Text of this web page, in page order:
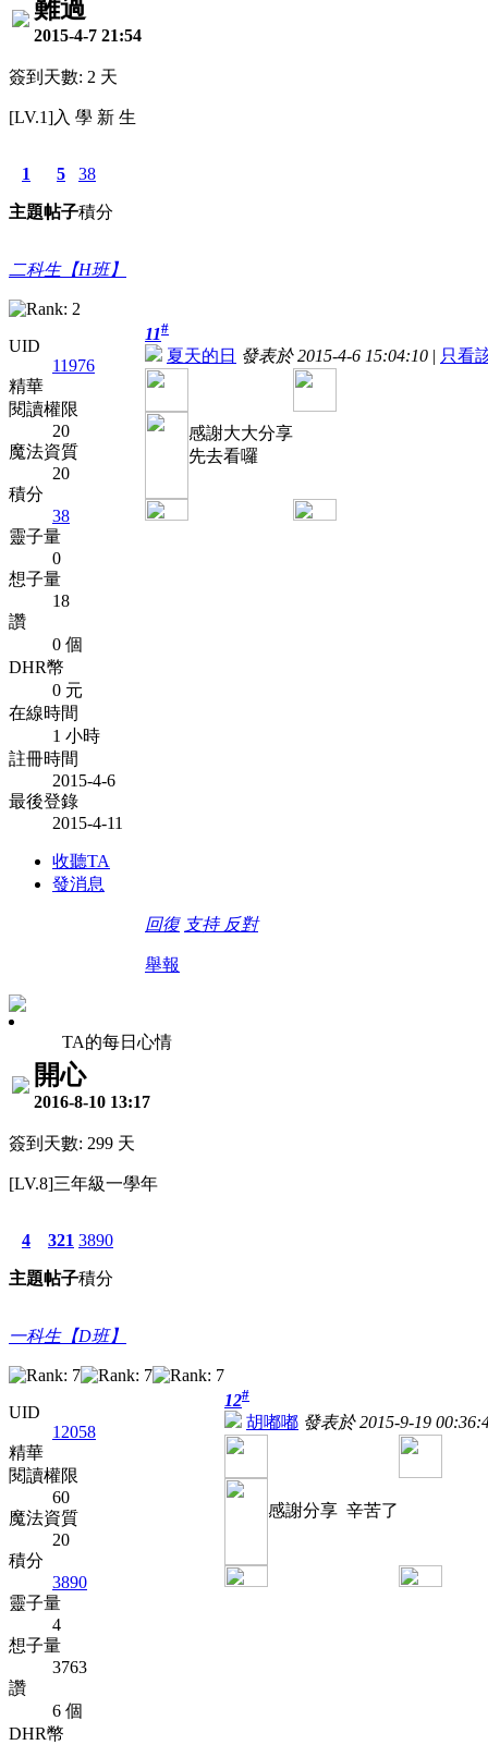
難過
2015-4-7 21:54
簽到天數: 2 天
[LV.1]入 學 新 生
1
主題
5
帖子
38
積分
二科生【H班】
UID
11976
精華
閱讀權限
20
魔法資質
20
積分
38
靈子量
0
想子量
18
讚
0 個
DHR幣
0 元
在線時間
1 小時
註冊時間
2015-4-6
最後登錄
2015-4-11
收聽TA
發消息
11#
夏天的日 發表於 2015-4-6 15:04:10 | 只看
感謝大大分享
先去看囉
回復 支持 反對
舉報
TA的每日心情
開心
2016-8-10 13:17
簽到天數: 299 天
[LV.8]三年級一學年
4
主題
321
帖子
3890
積分
一科生【D班】
UID
12058
精華
閱讀權限
60
魔法資質
20
積分
3890
靈子量
4
想子量
3763
讚
6 個
DHR幣
12#
胡嘟嘟 發表於 2015-9-19
感謝分享 辛苦了